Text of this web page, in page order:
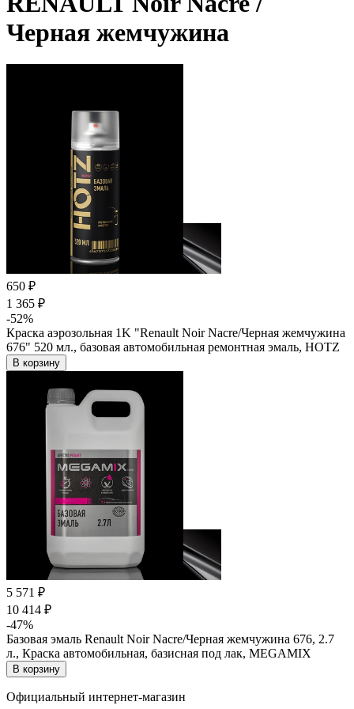
Черная жемчужина
650 ₽
1 365 ₽
-52%
Краска аэрозольная 1K "Renault Noir Nacre/Черная жемчужина
676" 520 мл., базовая автомобильная ремонтная эмаль, HOTZ
В корзину
5 571 ₽
10 414 ₽
-47%
Базовая эмаль Renault Noir Nacre/Черная жемчужина 676, 2.7
л., Краска автомобильная, базисная под лак, MEGAMIX
В корзину
Официальный интернет-магазин